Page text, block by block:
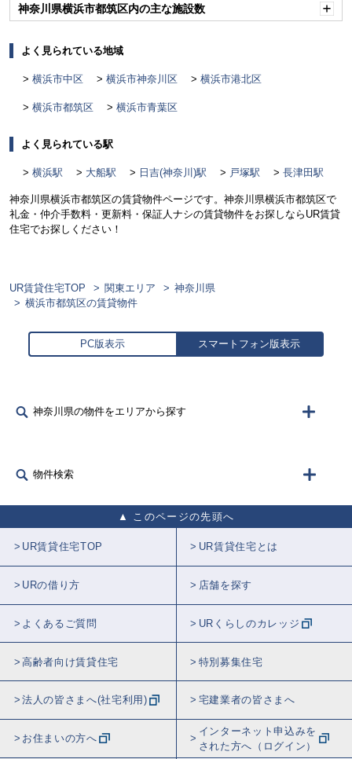
神奈川県横浜市都筑区内の主な施設数
よく見られている地域
横浜市中区 横浜市神奈川区 横浜市港北区
横浜市都筑区 横浜市青葉区
よく見られている駅
横浜駅 大船駅 日吉(神奈川)駅 戸塚駅 長津田駅
神奈川県横浜市都筑区の賃貸物件ページです。神奈川県横浜市都筑区で
礼金・仲介手数料・更新料・保証人ナシの賃貸物件をお探しならUR賃貸
住宅でお探しください！
UR賃貸住宅TOP 関東エリア
神奈川県
横浜市都筑区の賃貸物件
PC版表示 スマートフォン版表示
神奈川県の物件をエリアから探す
物件検索
このページの先頭へ
UR賃貸住宅TOP UR賃貸住宅とは
URの借り方 店舗を探す
よくあるご質問 URくらしのカレッジ
高齢者向け賃貸住宅 特別募集住宅
法人の皆さまへ(社宅利用) 宅建業者の皆さまへ
お住まいの方へ
インターネット申込みを
された方へ（ログイン）